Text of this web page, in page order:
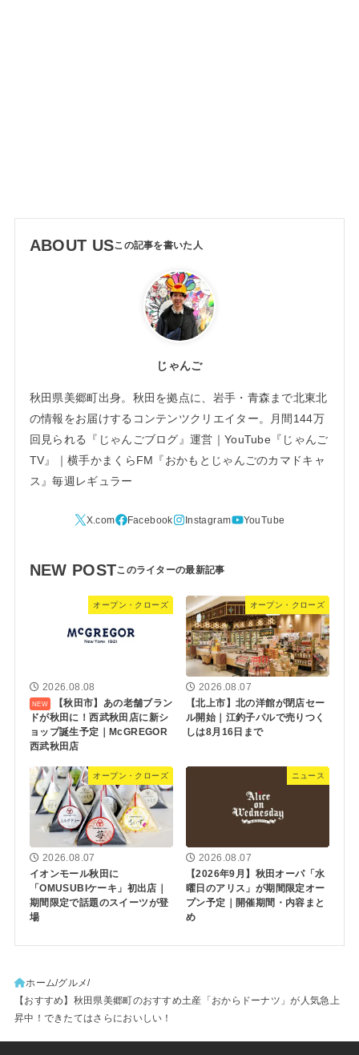
ABOUT US
じゃんご
秋田県美郷町出身。秋田を拠点に、岩手・青森まで北東北
の情報をお届けするコンテンツクリエイター。月間144万
回見られる『じゃんごブログ』運営｜YouTube『じゃんご
TV』｜横手かまくらFM『おかもとじゃんごのカマドキャ
ス』毎週レギュラー
NEW POST
オープン・クローズ
2026.08.08
【秋田市】あの老舗ブラン
ドが秋田に！西武秋田店に新シ
ョップ誕生予定｜McGREGOR
西武秋田店
オープン・クローズ
2026.08.07
【北上市】北の洋館が閉店セー
ル開始｜江釣子パルで売りつく
しは8月16日まで
オープン・クローズ
2026.08.07
イオンモール秋田に
「OMUSUBIケーキ」初出店｜
期間限定で話題のスイーツが登
場
ニュース
2026.08.07
【2026年9月】秋田オーパ「水
曜日のアリス」が期間限定オー
プン予定｜開催期間・内容まと
め
ホーム グルメ
【おすすめ】秋田県美郷町のおすすめ土産「おからドーナツ」が人気急上
昇中！できたてはさらにおいしい！